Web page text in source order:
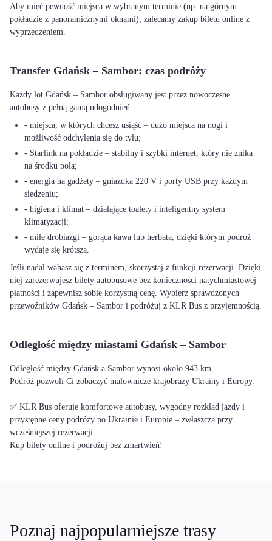
Aby mieć pewność miejsca w wybranym terminie (np. na górnym
pokładzie z panoramicznymi oknami), zalecamy zakup biletu online z
wyprzedzeniem.
Transfer Gdańsk – Sambor: czas podróży
Każdy lot Gdańsk – Sambor obsługiwany jest przez nowoczesne
autobusy z pełną gamą udogodnień:
- miejsca, w których chcesz usiąść – dużo miejsca na nogi i
możliwość odchylenia się do tyłu;
- Starlink na pokładzie – stabilny i szybki internet, który nie znika
na środku pola;
- energia na gadżety – gniazdka 220 V i porty USB przy każdym
siedzeniu;
- higiena i klimat – działające toalety i inteligentny system
klimatyzacji;
- miłe drobiazgi – gorąca kawa lub herbata, dzięki którym podróż
wydaje się krótsza.
Jeśli nadal wahasz się z terminem, skorzystaj z funkcji rezerwacji. Dzięki
niej zarezerwujesz bilety autobusowe bez konieczności natychmiastowej
płatności i zapewnisz sobie korzystną cenę. Wybierz sprawdzonych
przewoźników Gdańsk – Sambor i podróżuj z KLR Bus z przyjemnością.
Odległość między miastami Gdańsk – Sambor
Odległość między Gdańsk a Sambor wynosi około 943 km.
Podróż pozwoli Ci zobaczyć malownicze krajobrazy Ukrainy i Europy.
✅ KLR Bus oferuje komfortowe autobusy, wygodny rozkład jazdy i
przystępne ceny podróży po Ukrainie i Europie – zwłaszcza przy
wcześniejszej rezerwacji.
Kup bilety online i podróżuj bez zmartwień!
Poznaj najpopularniejsze trasy